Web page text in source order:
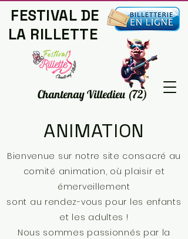
FESTIVAL DE
LA RILLETTE
Chantenay Villedieu (72)
© Comité Animation
ANIMATION
Bienvenue sur notre site consacré au
comité animation, où plaisir et
émerveillement
sont au rendez-vous pour les enfants
et les adultes !
Nous sommes passionnés par la